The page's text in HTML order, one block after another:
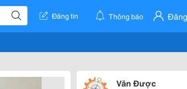
Đăng tin Thông báo
Văn Được